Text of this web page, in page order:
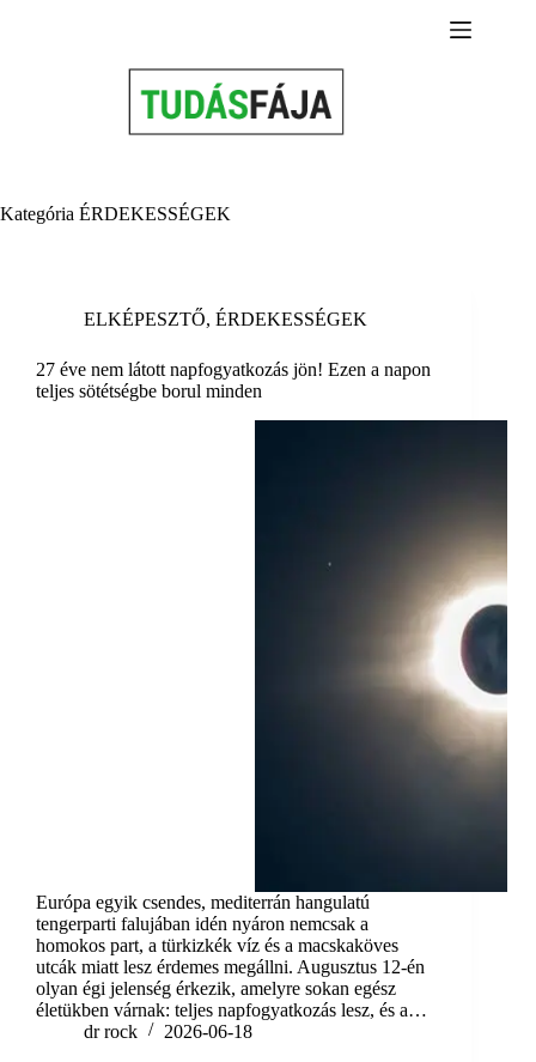
Kategória ÉRDEKESSÉGEK
ELKÉPESZTŐ, ÉRDEKESSÉGEK
27 éve nem látott napfogyatkozás jön! Ezen a napon
teljes sötétségbe borul minden
Európa egyik csendes, mediterrán hangulatú
tengerparti falujában idén nyáron nemcsak a
homokos part, a türkizkék víz és a macskaköves
utcák miatt lesz érdemes megállni. Augusztus 12-én
olyan égi jelenség érkezik, amelyre sokan egész
életükben várnak: teljes napfogyatkozás lesz, és a…
dr rock
2026-06-18